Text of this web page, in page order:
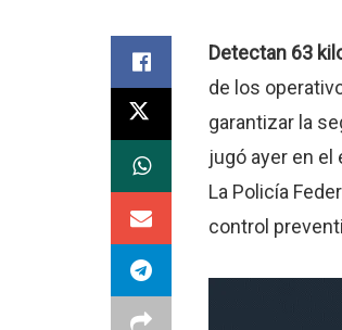
Detectan 63
de los
garantizar la
jugó ayer en el
La Policía
control